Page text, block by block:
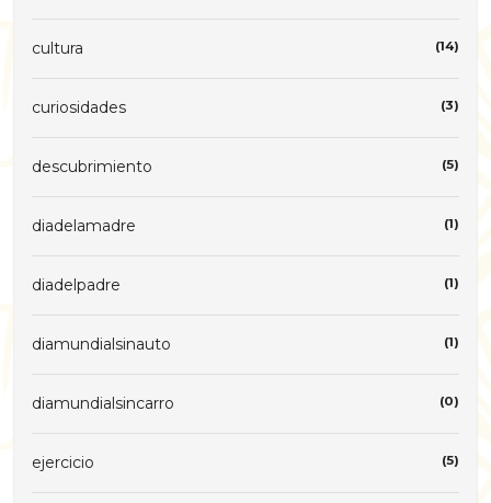
cultura (14)
curiosidades (3)
descubrimiento (5)
diadelamadre (1)
diadelpadre (1)
diamundialsinauto (1)
diamundialsincarro (0)
ejercicio (5)